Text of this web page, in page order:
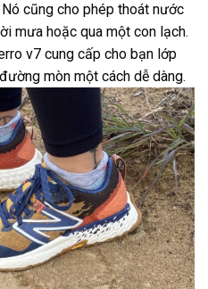
Nó cũng cho phép thoát nước
mưa hoặc qua một con lạch.
v7 cung cấp cho bạn lớp
mòn một cách dễ dàng.